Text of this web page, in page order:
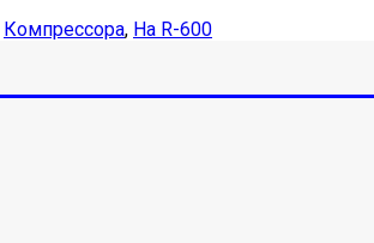
Компрессора, На R-600